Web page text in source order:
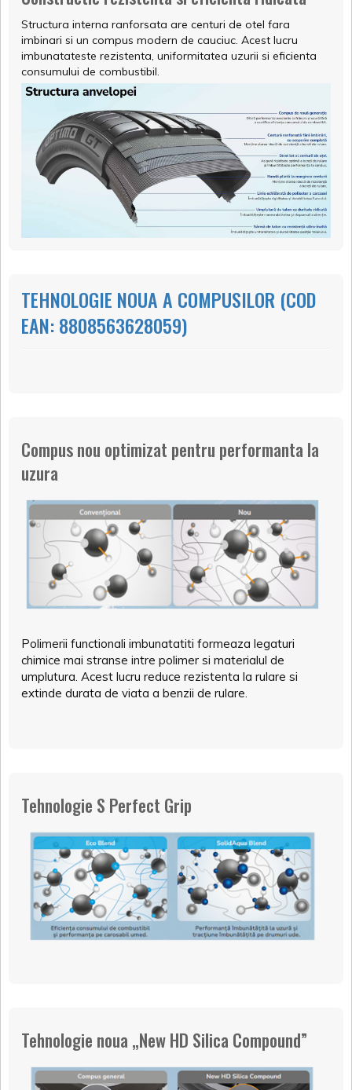
Structura interna ranforsata are centuri de otel fara
imbinari si un compus modern de cauciuc. Acest lucru
imbunatateste rezistenta, uniformitatea uzurii si eficienta
consumului de combustibil.
TEHNOLOGIE NOUA A COMPUSILOR (COD
EAN: 8808563628059)
Compus nou optimizat pentru performanta la
uzura
Polimerii functionali imbunatatiti formeaza legaturi
chimice mai stranse intre polimer si materialul de
umplutura. Acest lucru reduce rezistenta la rulare si
extinde durata de viata a benzii de rulare.
Tehnologie S Perfect Grip
Tehnologie noua „New HD Silica Compound”